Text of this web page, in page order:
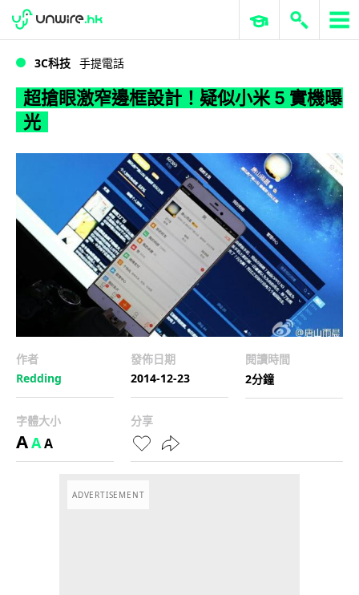
超搶眼激窄邊框設計！疑似小米 5 實機曝光
WWDC 2026 ERP 與商業 AI
3C科技 手提電話
超搶眼激窄邊框設計！疑似小米 5 實機曝
光
作者
Redding
發佈日期
2014-12-23
閱讀時間
2分鐘
字體大小
AAA
分享
ADVERTISEMENT